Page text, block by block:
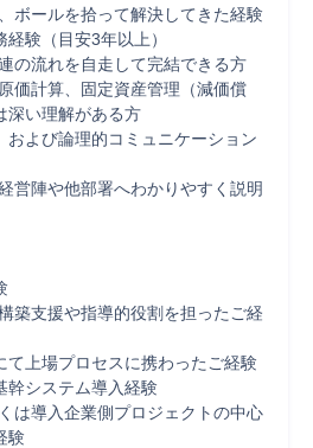
ボールを拾って解決してきた経験
経験（目安3年以上）
の流れを自走して完結できる方
価計算、固定資産管理（減価償
深い理解がある方
および論理的コミュニケーション
営陣や他部署へわかりやすく説明
築支援や指導的役割を担ったご経
て上場プロセスに携わったご経験
幹システム導入経験
は導入企業側プロジェクトの中心
験